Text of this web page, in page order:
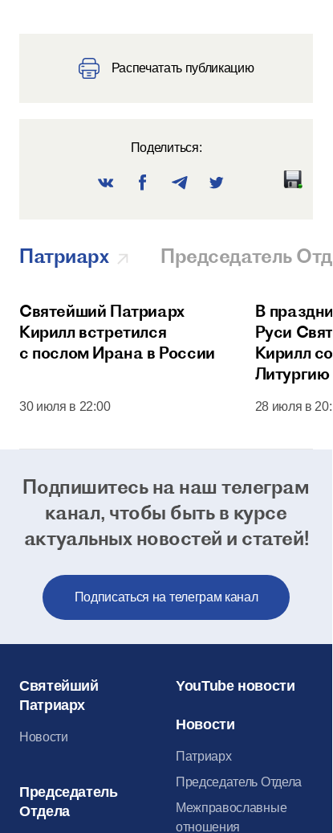
Распечатать публикацию
Поделиться:
Патриарх Председатель
Святейший Патриарх
Кирилл встретился
с послом Ирана в России
30 июля в 22:00
В
Руси
Кирилл
Кремля
28 июля в
Подпишитесь на наш телеграм
канал, чтобы быть в курсе
актуальных новостей и статей!
Подписаться на телеграм канал
Святейший
Патриарх
Новости
Председатель
Отдела
YouTube новости
Новости
Патриарх
Председатель Отдела
Межправославные
отношения